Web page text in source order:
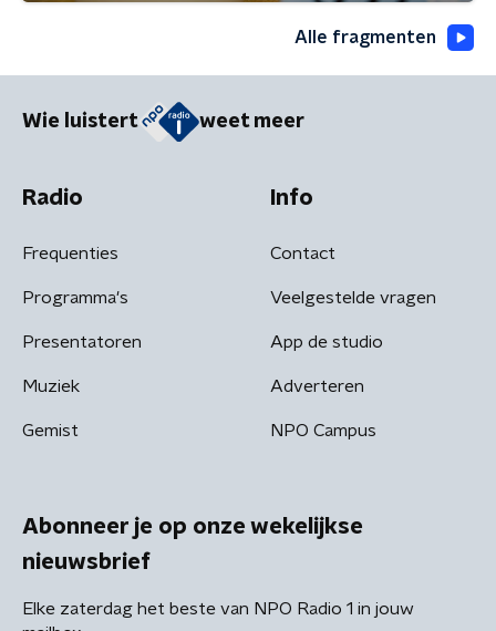
Alle fragmenten
Wie luistert weet meer
Radio
Frequenties
Programma's
Presentatoren
Muziek
Gemist
Info
Contact
Veelgestelde vragen
App de studio
Adverteren
NPO Campus
Abonneer je op onze wekelijkse
nieuwsbrief
Elke zaterdag het beste van NPO Radio 1 in jouw